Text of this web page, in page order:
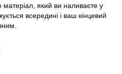
матеріал, який ви наливаєте у
всередині і ваш кінцевий